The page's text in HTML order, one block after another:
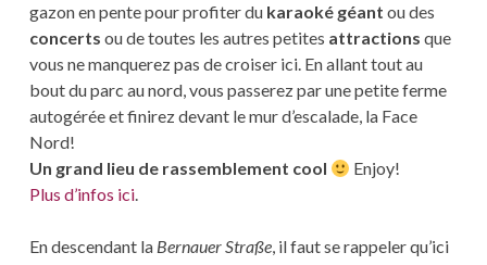
gazon en pente pour profiter du karaoké géant ou des
concerts ou de toutes les autres petites attractions que
vous ne manquerez pas de croiser ici. En allant tout au
bout du parc au nord, vous passerez par une petite ferme
autogérée et finirez devant le mur d’escalade, la Face
Nord!
Un grand lieu de rassemblement cool
Enjoy!
Plus d’infos ici.
En descendant la Bernauer Straße, il faut se rappeler qu’ici